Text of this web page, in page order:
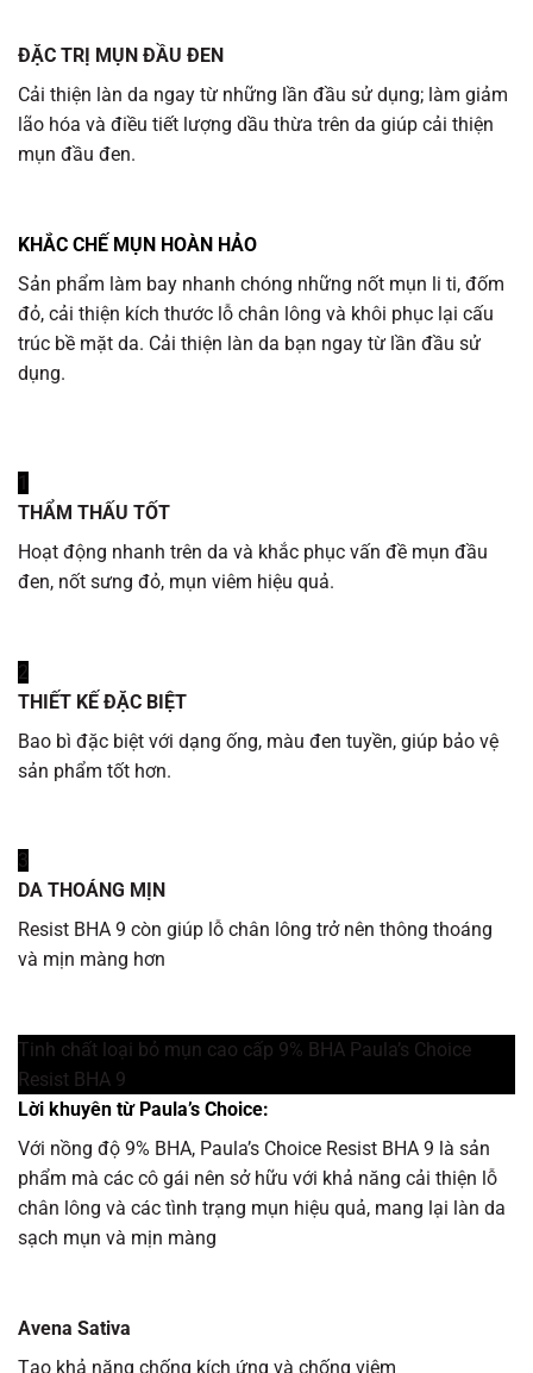
ĐẶC TRỊ MỤN ĐẦU ĐEN
Cải thiện làn da ngay từ những lần đầu sử dụng; làm giảm
lão hóa và điều tiết lượng dầu thừa trên da giúp cải thiện
mụn đầu đen.
KHẮC CHẾ MỤN HOÀN HẢO
Sản phẩm làm bay nhanh chóng những nốt mụn li ti, đốm
đỏ, cải thiện kích thước lỗ chân lông và khôi phục lại cấu
trúc bề mặt da. Cải thiện làn da bạn ngay từ lần đầu sử
dụng.
1
THẨM THẤU TỐT
Hoạt động nhanh trên da và khắc phục vấn đề mụn đầu
đen, nốt sưng đỏ, mụn viêm hiệu quả.
2
THIẾT KẾ ĐẶC BIỆT
Bao bì đặc biệt với dạng ống, màu đen tuyền, giúp bảo vệ
sản phẩm tốt hơn.
3
DA THOÁNG MỊN
Resist BHA 9 còn giúp lỗ chân lông trở nên thông thoáng
và mịn màng hơn
Tinh chất loại bỏ mụn cao cấp 9% BHA Paula’s Choice
Resist BHA 9
Lời khuyên từ Paula’s Choice:
Với nồng độ 9% BHA, Paula’s Choice Resist BHA 9 là sản
phẩm mà các cô gái nên sở hữu với khả năng cải thiện lỗ
chân lông và các tình trạng mụn hiệu quả, mang lại làn da
sạch mụn và mịn màng
Avena Sativa
Tạo khả năng chống kích ứng và chống viêm